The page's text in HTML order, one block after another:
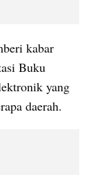
kabar
Buku
yang
daerah.